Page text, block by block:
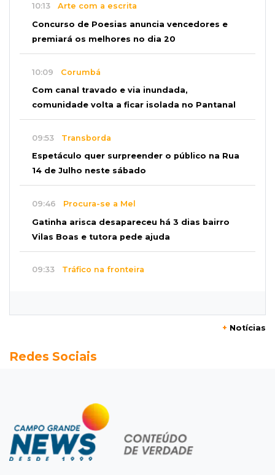
10:13 Arte com a escrita
Concurso de Poesias anuncia vencedores e
premiará os melhores no dia 20
10:09 Corumbá
Com canal travado e via inundada,
comunidade volta a ficar isolada no Pantanal
09:53 Transborda
Espetáculo quer surpreender o público na Rua
14 de Julho neste sábado
09:46 Procura-se a Mel
Gatinha arisca desapareceu há 3 dias bairro
Vilas Boas e tutora pede ajuda
09:33 Tráfico na fronteira
Artesanato de MS entra em nova etapa da
Atenção
Eventos interditam ruas de Campo Grande
nesta sexta-feira
+ Notícias
Redes Sociais